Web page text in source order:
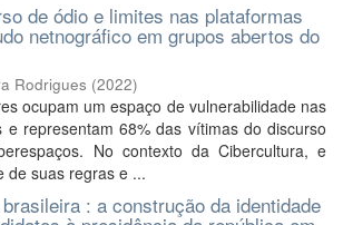
de ódio e limites nas plataformas
netnográfico em grupos abertos do
Rodrigues (2022)
ocupam um espaço de vulnerabilidade nas
e representam 68% das vítimas do discurso
No contexto da Cibercultura, e
de suas regras e ...
: a construção da identidade